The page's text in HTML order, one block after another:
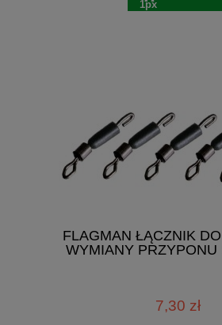
FLAGMAN ŁĄCZNIK
WYMIANY PRZYPONU
7,30 zł